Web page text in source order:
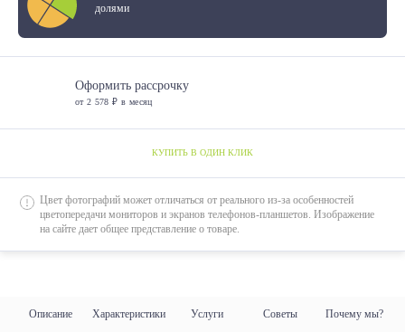
Описание Характеристики Услуги Советы Почему мы?
долями
Оформить рассрочку
от 2 578 ₽ в месяц
КУПИТЬ В ОДИН КЛИК
Цвет фотографий может отличаться от реального из-за особенностей
цветопередачи мониторов и экранов телефонов-планшетов. Изображение
на сайте дает общее представление о товаре.